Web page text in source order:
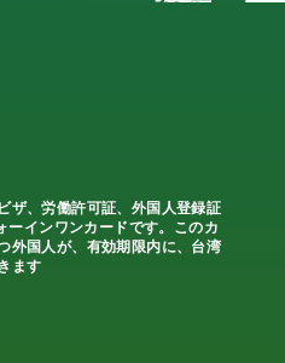
ザ、労働許可証、外国人登録証
ーインワンカードです。このカ
外国人が、有効期限内に、台湾
ます